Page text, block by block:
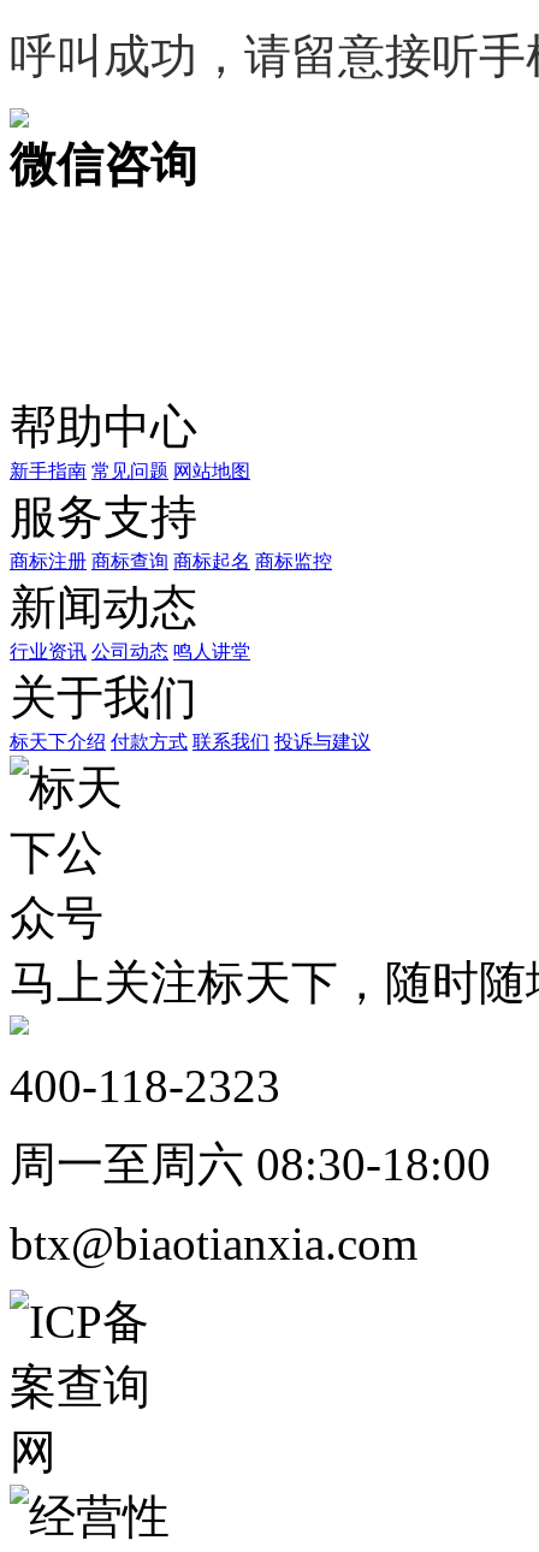
呼叫成功，请留意接听手
微信咨询
帮助中心
新手指南 常见问题 网站地图
服务支持
商标注册 商标查询 商标起名 商标监控
新闻动态
行业资讯 公司动态 鸣人讲堂
关于我们
标天下介绍 付款方式 联系我们 投诉与建议
马上关注标天下，随时
400-118-2323
周一至周六 08:30-18:00
btx@biaotianxia.com